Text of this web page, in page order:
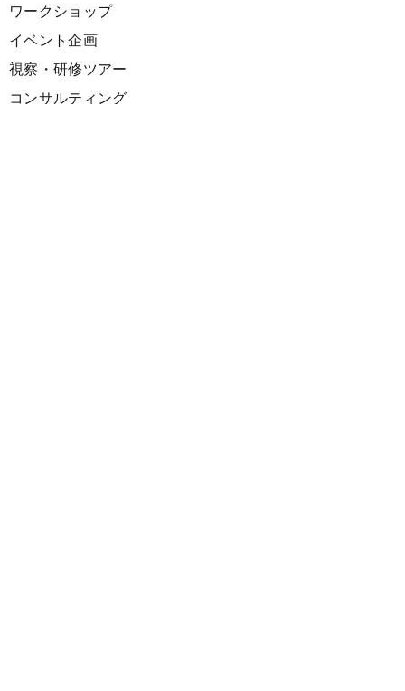
ワークショップ
イベント企画
視察・研修ツアー
コンサルティング